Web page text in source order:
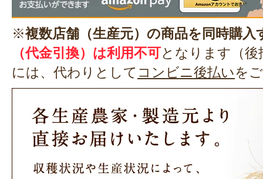
※複数店舗（生産元）の商品を同時購入
（代金引換）は利用不可となります（
には、代わりとして コンビニ後払いを